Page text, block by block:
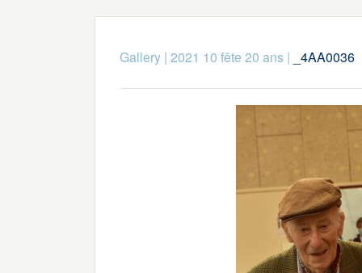
Gallery| 2021 10 fête 20 ans| _4AA0036